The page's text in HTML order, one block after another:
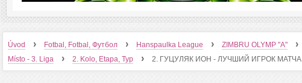
Úvod › Fotbal, Fotbal, Футбол › Hanspaulka League › ZIMBRU OLYMP "A" ›
Místo - 3. Liga
› 2. Kolo, Etapa, Тур › 2. ГУЦУЛЯК ИОН - ЛУЧШИЙ ИГРОК МАТЧA